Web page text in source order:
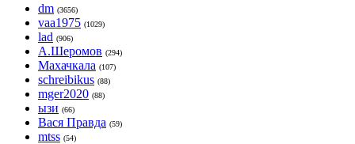
dm (3656)
vaa1975 (1029)
lad (906)
А.Шеромов (294)
Махачкала (107)
schreibikus (88)
mger2020 (88)
ызи (66)
Вася Правда (59)
mtss (54)